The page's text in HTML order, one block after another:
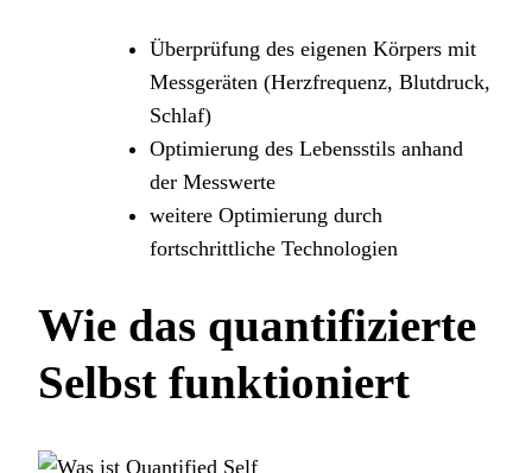
Überprüfung des eigenen Körpers mit
Messgeräten (Herzfrequenz, Blutdruck,
Schlaf)
Optimierung des Lebensstils anhand
der Messwerte
weitere Optimierung durch
fortschrittliche Technologien
Wie das quantifizierte
Selbst funktioniert